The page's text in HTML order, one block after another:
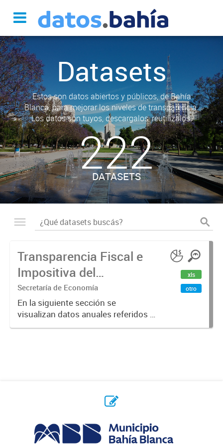
Datasets
Estos son datos abiertos y públicos, de Bahía
Blanca, para mejorar los niveles de transparencia.
Los datos son tuyos, descargalos, reutilizalos.
222
DATASETS
Transparencia Fiscal e
Impositiva del
Municipio. Año 2023
Secretaría de Economía
En la siguiente sección se
visualizan datos anuales referidos a
la transparencia fiscal e impositiva
xls
otro